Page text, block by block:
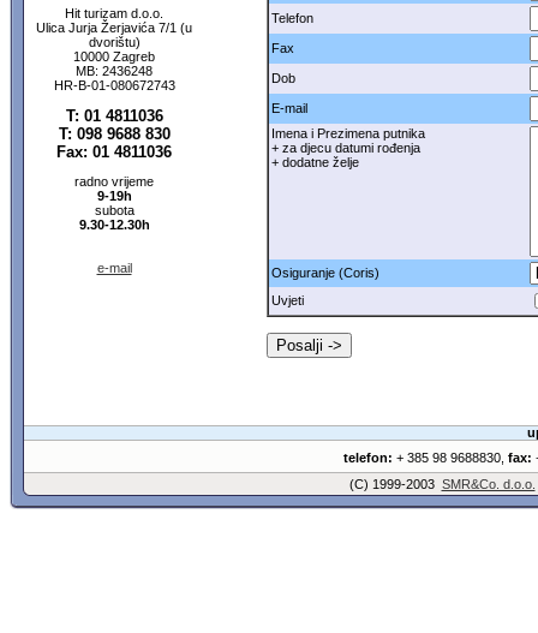
Hit turizam d.o.o.
Ulica Jurja Žerjavića 7/1 (u
dvorištu)
10000 Zagreb
MB: 2436248
HR-B-01-080672743
T: 01 4811036
T: 098 9688 830
Fax: 01 4811036
radno vrijeme
9-19h
subota
9.30-12.30h
e-mail
Telefon
Fax
Dob
E-mail
Imena i Prezimena putnika
+ za djecu datumi rođenja
+ dodatne želje
Osiguranje (Coris)
Uvjeti
telefon: + 385 98 9688830, fax:
(C) 1999-2003 SMR&Co. d.o.o.